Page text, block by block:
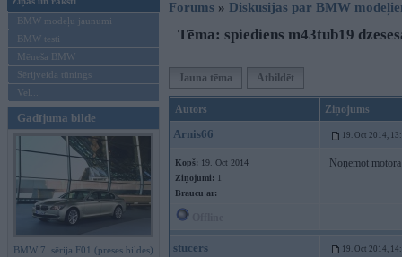
BMW modeļu jaunumi
BMW testi
Mēneša BMW
Sērijveida tūnings
Vel...
Gadījuma bilde
BMW 7. sērija F01 (preses bildes)
Forums » Diskusijas par BMW
Tēma: spiediens m43tub19
Jauna tēma Atbildēt
Autors Ziņojums
Arnis66 19. Oct 2014,
Kopš: 19. Oct 2014
Ziņojumi: 1
Braucu ar:
Noņemot
stucers 19. Oct 2014,